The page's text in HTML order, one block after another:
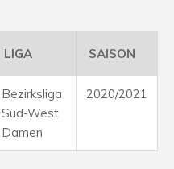
LIGA SAISON
Bezirksliga
Süd-West
Damen
2020/2021